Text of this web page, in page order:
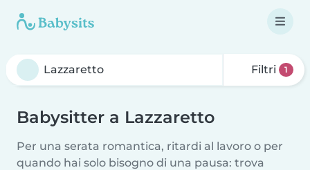
Filtri 1
Babysitter a Lazzaretto
Per una serata romantica, ritardi al lavoro o per
quando hai solo bisogno di una pausa: trova